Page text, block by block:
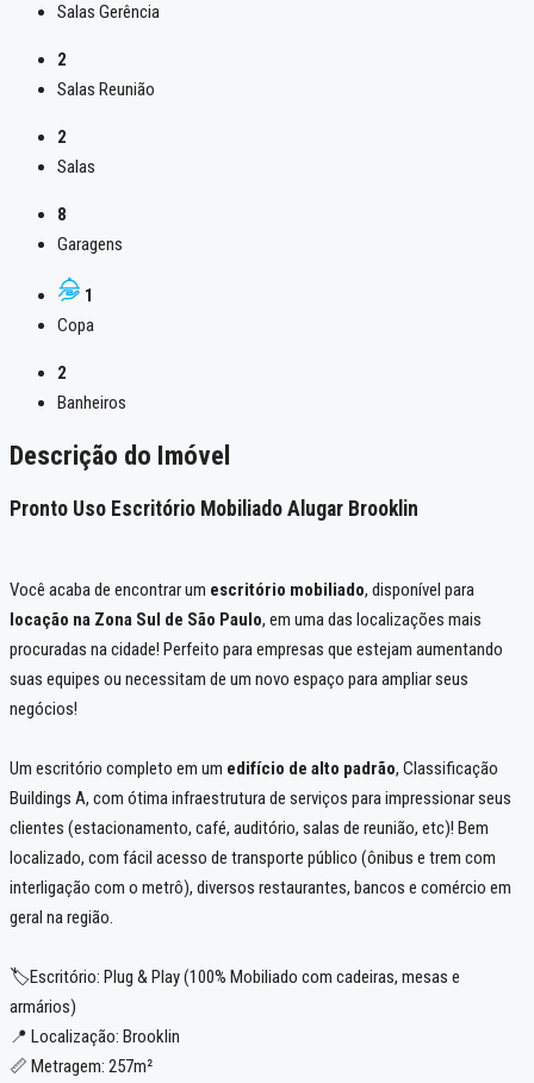
Salas Gerência
2
Salas Reunião
2
Salas
8
Garagens
1
Copa
2
Banheiros
Descrição do Imóvel
Pronto Uso Escritório Mobiliado Alugar Brooklin
Você acaba de encontrar um escritório mobiliado, disponível para
locação na Zona Sul de São Paulo, em uma das localizações mais
procuradas na cidade! Perfeito para empresas que estejam aumentando
suas equipes ou necessitam de um novo espaço para ampliar seus
negócios!
Um escritório completo em um edifício de alto padrão, Classificação
Buildings A, com ótima infraestrutura de serviços para impressionar seus
clientes (estacionamento, café, auditório, salas de reunião, etc)! Bem
localizado, com fácil acesso de transporte público (ônibus e trem com
interligação com o metrô), diversos restaurantes, bancos e comércio em
geral na região.
🏷️Escritório: Plug & Play (100% Mobiliado com cadeiras, mesas e
armários)
📍 Localização: Brooklin
📏 Metragem: 257m²